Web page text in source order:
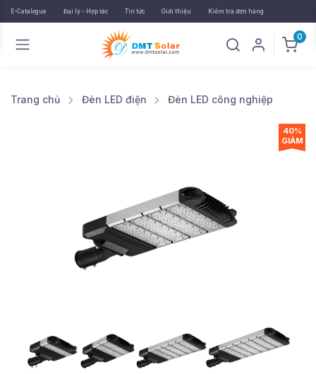
E-Catalogue Đại lý - Hợp tác Tin tức Giới thiệu Kiểm tra đơn hàng
0
Trang chủ Đèn LED điện Đèn LED công nghiệp
40%
GIẢM